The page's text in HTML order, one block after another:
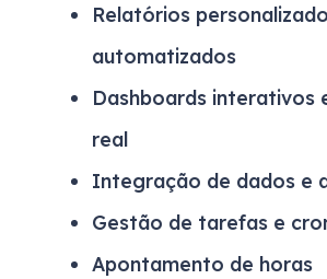
Relatórios
automatizados
Dashboards interativos
real
Integração de dados e
Gestão de tarefas e
Apontamento de horas